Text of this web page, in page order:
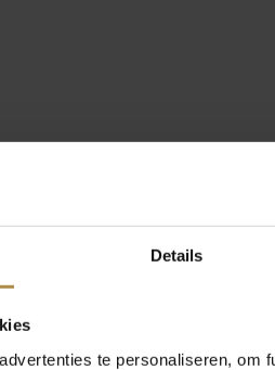
Details
te personaliseren, om